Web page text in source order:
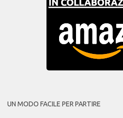
UN MODO FACILE PER PARTIRE